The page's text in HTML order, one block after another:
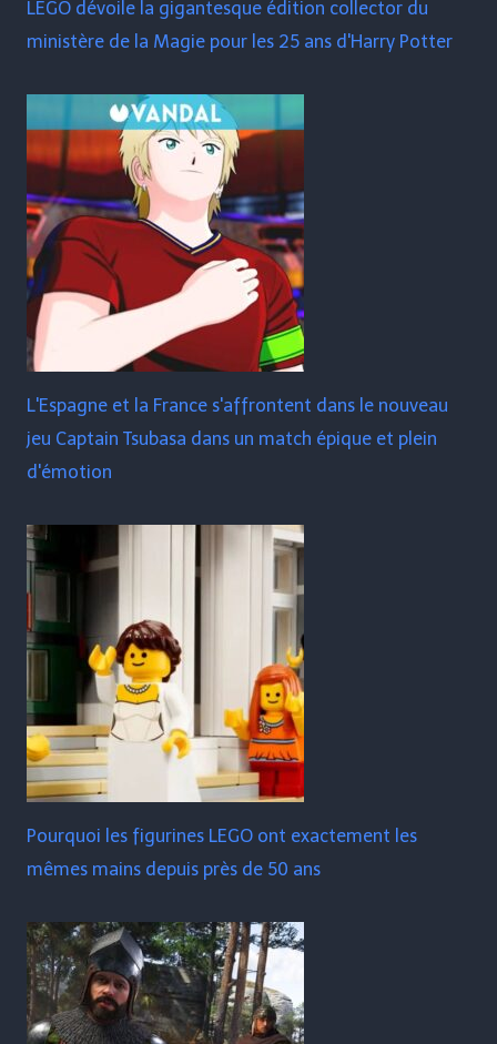
LEGO dévoile la gigantesque édition collector du
ministère de la Magie pour les 25 ans d'Harry Potter
L'Espagne et la France s'affrontent dans le nouveau
jeu Captain Tsubasa dans un match épique et plein
d'émotion
Pourquoi les figurines LEGO ont exactement les
mêmes mains depuis près de 50 ans